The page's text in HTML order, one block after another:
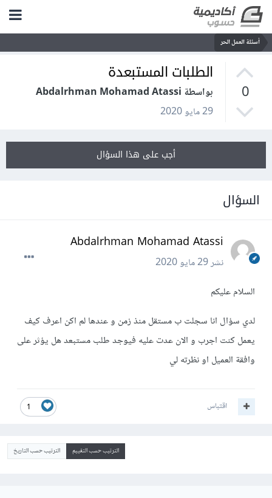
أسئلة العمل الحر
0
الطلبات المستبعدة
بواسطة Abdalrhman Mohamad Atassi
29 مايو 2020
أجب على هذا السؤال
السؤال
Abdalrhman Mohamad Atassi
نشر29 مايو 2020
السلام عليكم
لدي سؤال انا سجلت ب مستقل منذ زمن و عندها لم اكن اعرف كيف
يعمل كنت اجرب و الان عدت عليه فيوجد طلب مستبعد هل يؤثر على
وافقة العميل او نظرته لي
1 اقتباس
الترتيب حسب التقييم الترتيب حسب التاريخ